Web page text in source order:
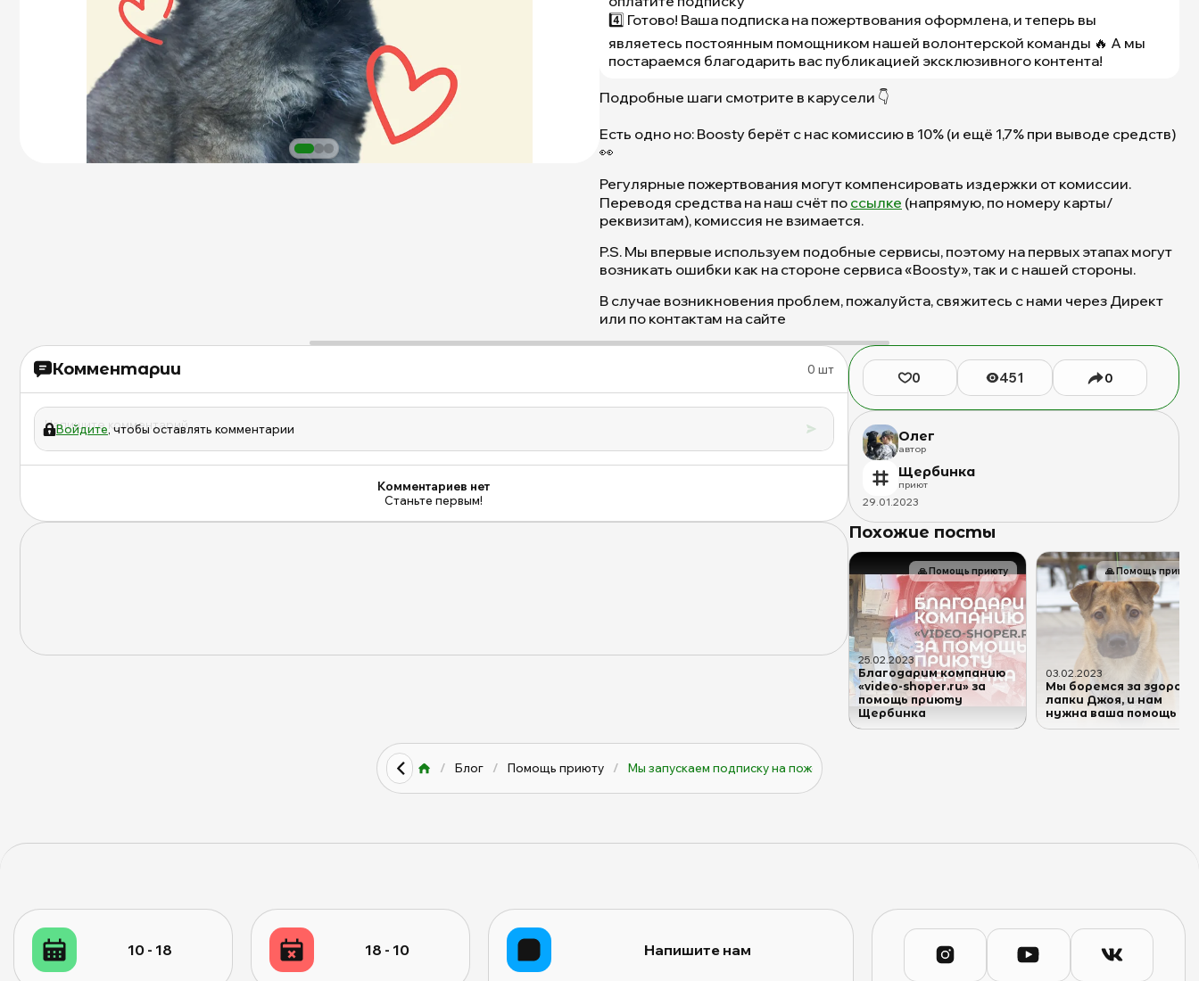
пожертвования
Щербинка
бездомных
животных
через
Приют
Щербинка
бездомных
Москва,
ЮЗАО
4️⃣ Готово! Ваша подписка на пожертвования оформлена, и теперь вы
являетесь постоянным помощником нашей волонтерской команды 🔥 А мы
постараемся благодарить вас публикацией эксклюзивного контента!
Подробные шаги смотрите в карусели 👇
Есть одно но: Boosty берёт с нас комиссию в 10% (и ещё 1,7% при выводе средств)
👀
Регулярные пожертвования могут компенсировать издержки от комиссии.
Переводя средства на наш счёт по ссылке (напрямую, по номеру карты/
реквизитам), комиссия не взимается.
P.S. Мы впервые используем подобные сервисы, поэтому на первых этапах могут
возникать ошибки как на стороне сервиса «Boosty», так и с нашей стороны.
В случае возникновения проблем, пожалуйста, свяжитесь с нами через Директ
или по контактам на сайте
Комментарии 0 шт
Войдите, чтобы оставлять комментарии
Комментариев нет
Станьте первым!
0 451 0
Олег
автор
Щербинка
приют
29.01.2023
Похожие посты
25.02.2023
Благодарим компанию
«video-shoper.ru» за
помощь приюту
Щербинка
🙏Помощь приюту
03.02.2023
Мы боремся за
лапки Джоя, и нам
нужна ваша помощь 💫
🙏Помощь приюту
/ Блог / Помощь приюту / Мы запускаем подписку на пожертвования через сервис Boosty! 🔥
10 - 18 18 - 10 Напишите нам